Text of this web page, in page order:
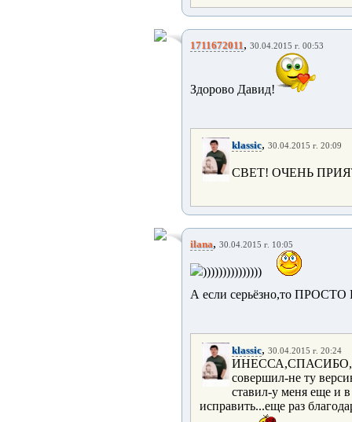
1711672011, 30.04.2015 г. 00:53
Здорово Давид!
klassic, 30.04.2015 г. 20:09
СВЕТ! ОЧЕНЬ
ilana, 30.04.2015 г. 10:05
)))))))))))))))
А если серьёзно,то
klassic, 30.04.2015 г. 20:24
совершил-не ту
ставил-у меня еще и
исправить...еще раз